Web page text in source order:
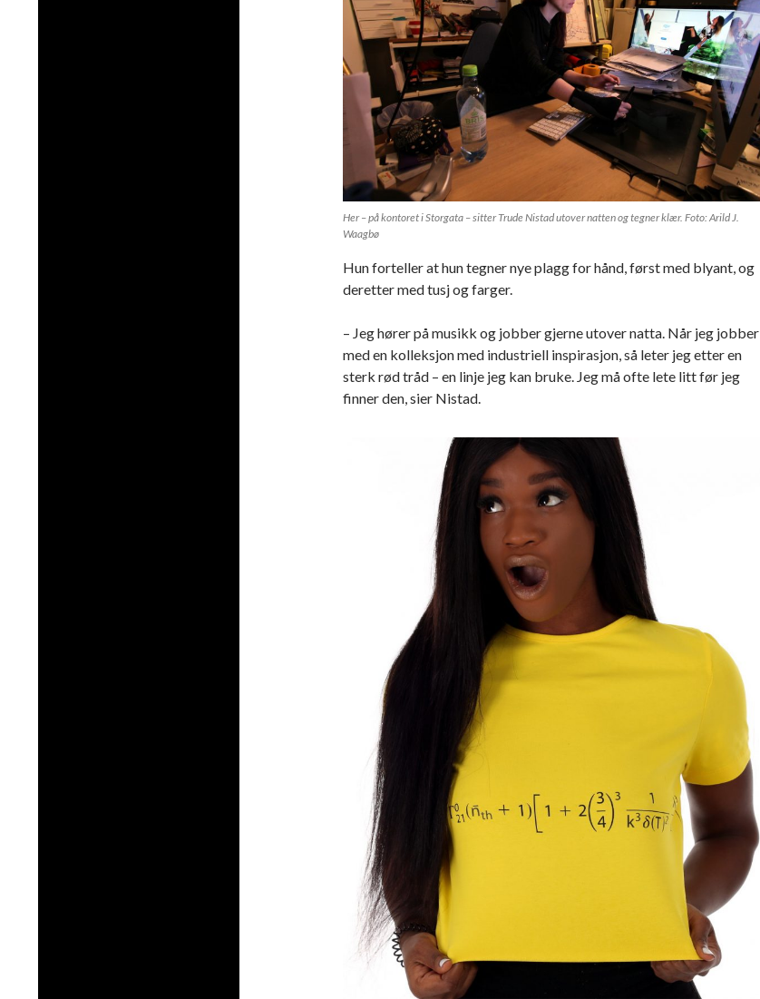
Her – på kontoret i Storgata – sitter Trude Nistad utover natten og tegner klær. Foto: Arild J.
Waagbø
Hun forteller at hun tegner nye plagg for hånd, først med blyant, og
deretter med tusj og farger.
– Jeg hører på musikk og jobber gjerne utover natta. Når jeg jobber
med en kolleksjon med industriell inspirasjon, så leter jeg etter en
sterk rød tråd – en linje jeg kan bruke. Jeg må ofte lete litt før jeg
finner den, sier Nistad.